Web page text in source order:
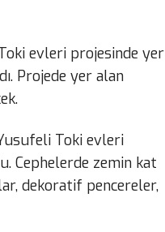
evleri projesinde yer
Projede yer alan
Toki evleri
Cephelerde zemin kat
dekoratif pencereler,